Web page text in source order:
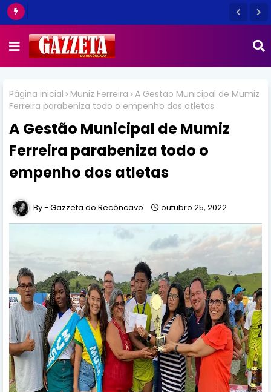
Página inicial Muniz Ferreira A Gestão Municipal de Mumiz
Ferreira parabeniza todo o empenho dos atletas
A Gestão Municipal de Mumiz
Ferreira parabeniza todo o
empenho dos atletas
Gazzeta do Recôncavo outubro 25, 2022